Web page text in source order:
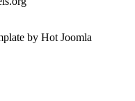
by Hot Joomla